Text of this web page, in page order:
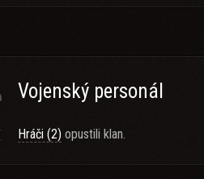
Vojenský personál
Hráči (2) opustili klan.